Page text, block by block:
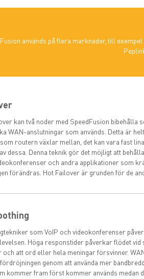
används på flera marknader, till
kan två noder med SpeedFusion
WAN-anslutningar som används. Detta är
routern växlar mellan, det kan vara fast
dessa. Denna teknik gör det möjligt att
och andra applikationer som
förändras. Hot Failover är grunden för de
som VoIP och videokonferenser
Höga responstider påverkar flödet
att ord eller hela meningar försvinner.
genom att använda mer
kommer fram först kommer används medan